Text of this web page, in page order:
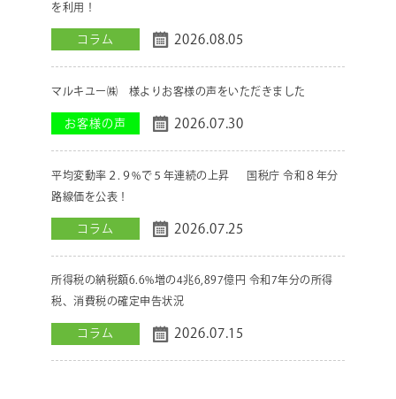
を利用！
コラム 2026.08.05
マルキユー㈱ 様よりお客様の声をいただきました
お客様の声 2026.07.30
平均変動率２.９%で５年連続の上昇 国税庁 令和８年分
路線価を公表！
コラム 2026.07.25
所得税の納税額6.6%増の4兆6,897億円 令和7年分の所得
税、消費税の確定申告状況
コラム 2026.07.15